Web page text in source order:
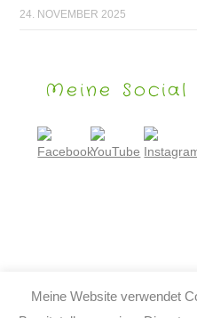
24. NOVEMBER 2025
Meine
Meine Website verwendet